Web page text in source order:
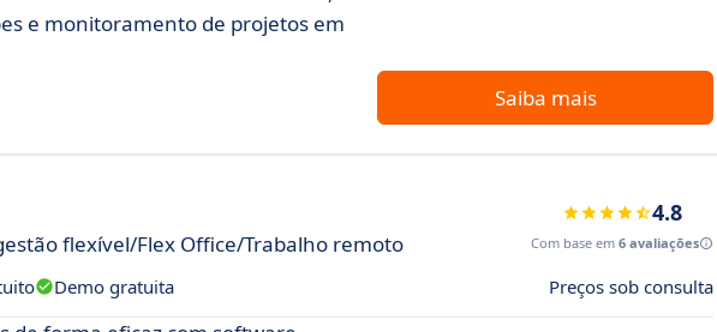
e monitoramento de projetos em
Saiba mais
flexível/Flex Office/Trabalho remoto
4.8
Com base em 6 avaliações
Demo gratuita Preços sob consulta